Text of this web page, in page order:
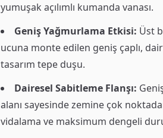
yumuşak açılımlı kumanda vanası.
Geniş Yağmurlama Etkisi: Üst
ucuna monte edilen geniş çaplı,
tasarım tepe duşu.
Dairesel Sabitleme Flanşı:
alanı sayesinde zemine çok
vidalama ve maksimum dengeli